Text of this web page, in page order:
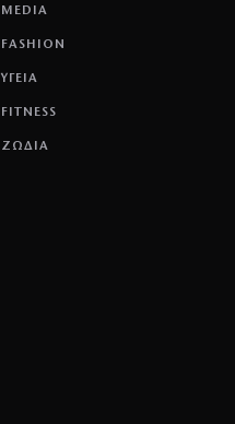
MEDIA
FASHION
ΥΓΕΙΑ
FITNESS
ΖΩΔΙΑ